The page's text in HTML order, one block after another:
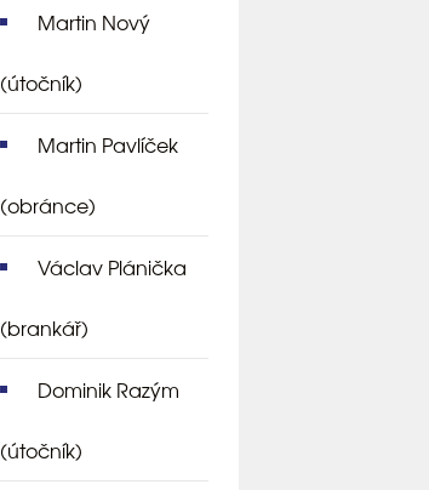
Martin Nový
(útočník)
Martin Pavlíček
(obránce)
Václav Plánička
(brankář)
Dominik Razým
(útočník)